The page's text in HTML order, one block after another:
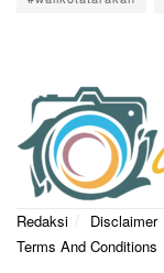
Redaksi Disclaimer
Terms And Conditions